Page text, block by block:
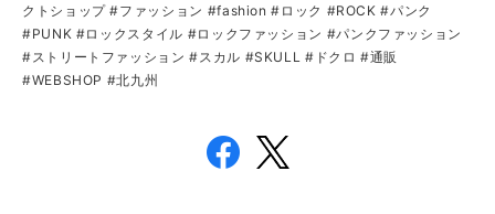
クトショップ #ファッション #fashion #ロック #ROCK #パンク
#PUNK #ロックスタイル #ロックファッション #パンクファッション
#ストリートファッション #スカル #SKULL #ドクロ #通販
#WEBSHOP #北九州